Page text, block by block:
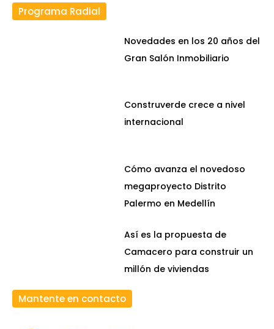
Programa Radial
Novedades en los 20 años del
Gran Salón Inmobiliario
Construverde crece a nivel
internacional
Cómo avanza el novedoso
megaproyecto Distrito
Palermo en Medellín
Así es la propuesta de
Camacero para construir un
millón de viviendas
Mantente en contacto